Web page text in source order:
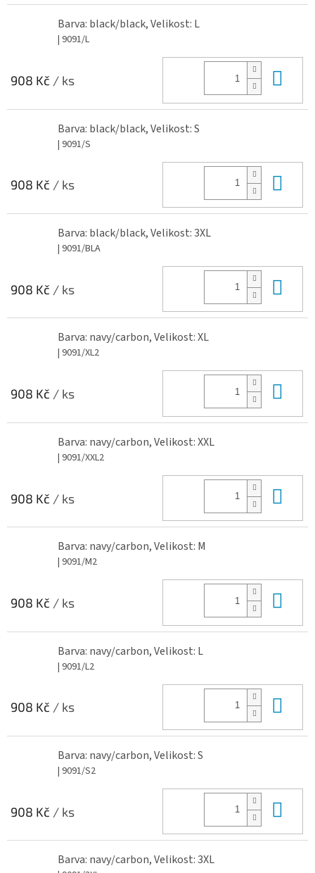
Barva: black/black, Velikost: L
| 9091/L
908 Kč / ks
Barva: black/black, Velikost: S
| 9091/S
908 Kč / ks
Barva: black/black, Velikost: 3XL
| 9091/BLA
908 Kč / ks
Barva: navy/carbon, Velikost: XL
| 9091/XL2
908 Kč / ks
Barva: navy/carbon, Velikost: XXL
| 9091/XXL2
908 Kč / ks
Barva: navy/carbon, Velikost: M
| 9091/M2
908 Kč / ks
Barva: navy/carbon, Velikost: L
| 9091/L2
908 Kč / ks
Barva: navy/carbon, Velikost: S
| 9091/S2
908 Kč / ks
Barva: navy/carbon, Velikost: 3XL